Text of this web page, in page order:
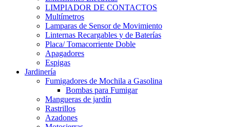
LIMPIADOR DE CONTACTOS
Multímetros
Lamparas de Sensor de Movimiento
Linternas Recargables y de Baterías
Placa/ Tomacorriente Doble
Apagadores
Espigas
Jardinería
Fumigadores de Mochila a Gasolina
Bombas para Fumigar
Mangueras de jardín
Rastrillos
Azadones